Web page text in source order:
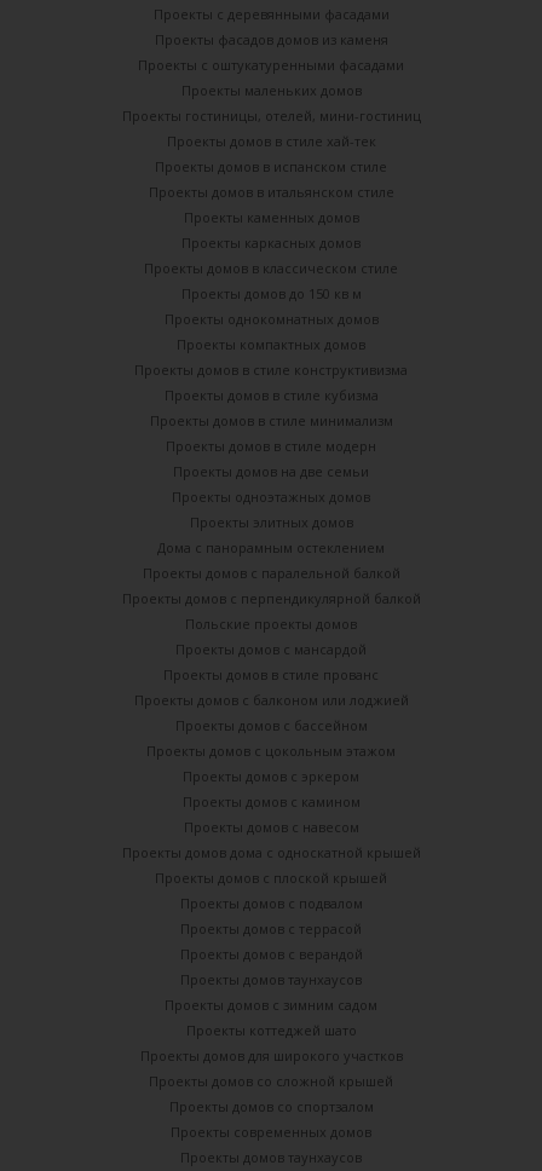
Проекты с деревянными фасадами
Проекты фасадов домов из каменя
Проекты с оштукатуренными фасадами
Проекты маленьких домов
Проекты гостиницы, отелей, мини-гостиниц
Проекты домов в стиле хай-тек
Проекты домов в испанском стиле
Проекты домов в итальянском стиле
Проекты каменных домов
Проекты каркасных домов
Проекты домов в классическом стиле
Проекты домов до 150 кв м
Проекты однокомнатных домов
Проекты компактных домов
Проекты домов в стиле конструктивизма
Проекты домов в стиле кубизма
Проекты домов в стиле минимализм
Проекты домов в стиле модерн
Проекты домов на две семьи
Проекты одноэтажных домов
Проекты элитных домов
Дома с панорамным остеклением
Проекты домов с паралельной балкой
Проекты домов с перпендикулярной балкой
Польские проекты домов
Проекты домов с мансардой
Проекты домов в стиле прованс
Проекты домов с балконом или лоджией
Проекты домов с бассейном
Проекты домов с цокольным этажом
Проекты домов с эркером
Проекты домов с камином
Проекты домов с навесом
Проекты домов дома с односкатной крышей
Проекты домов с плоской крышей
Проекты домов с подвалом
Проекты домов с террасой
Проекты домов с верандой
Проекты домов таунхаусов
Проекты домов с зимним садом
Проекты коттеджей шато
Проекты домов для широкого участков
Проекты домов со сложной крышей
Проекты домов со спортзалом
Проекты современных домов
Проекты домов таунхаусов